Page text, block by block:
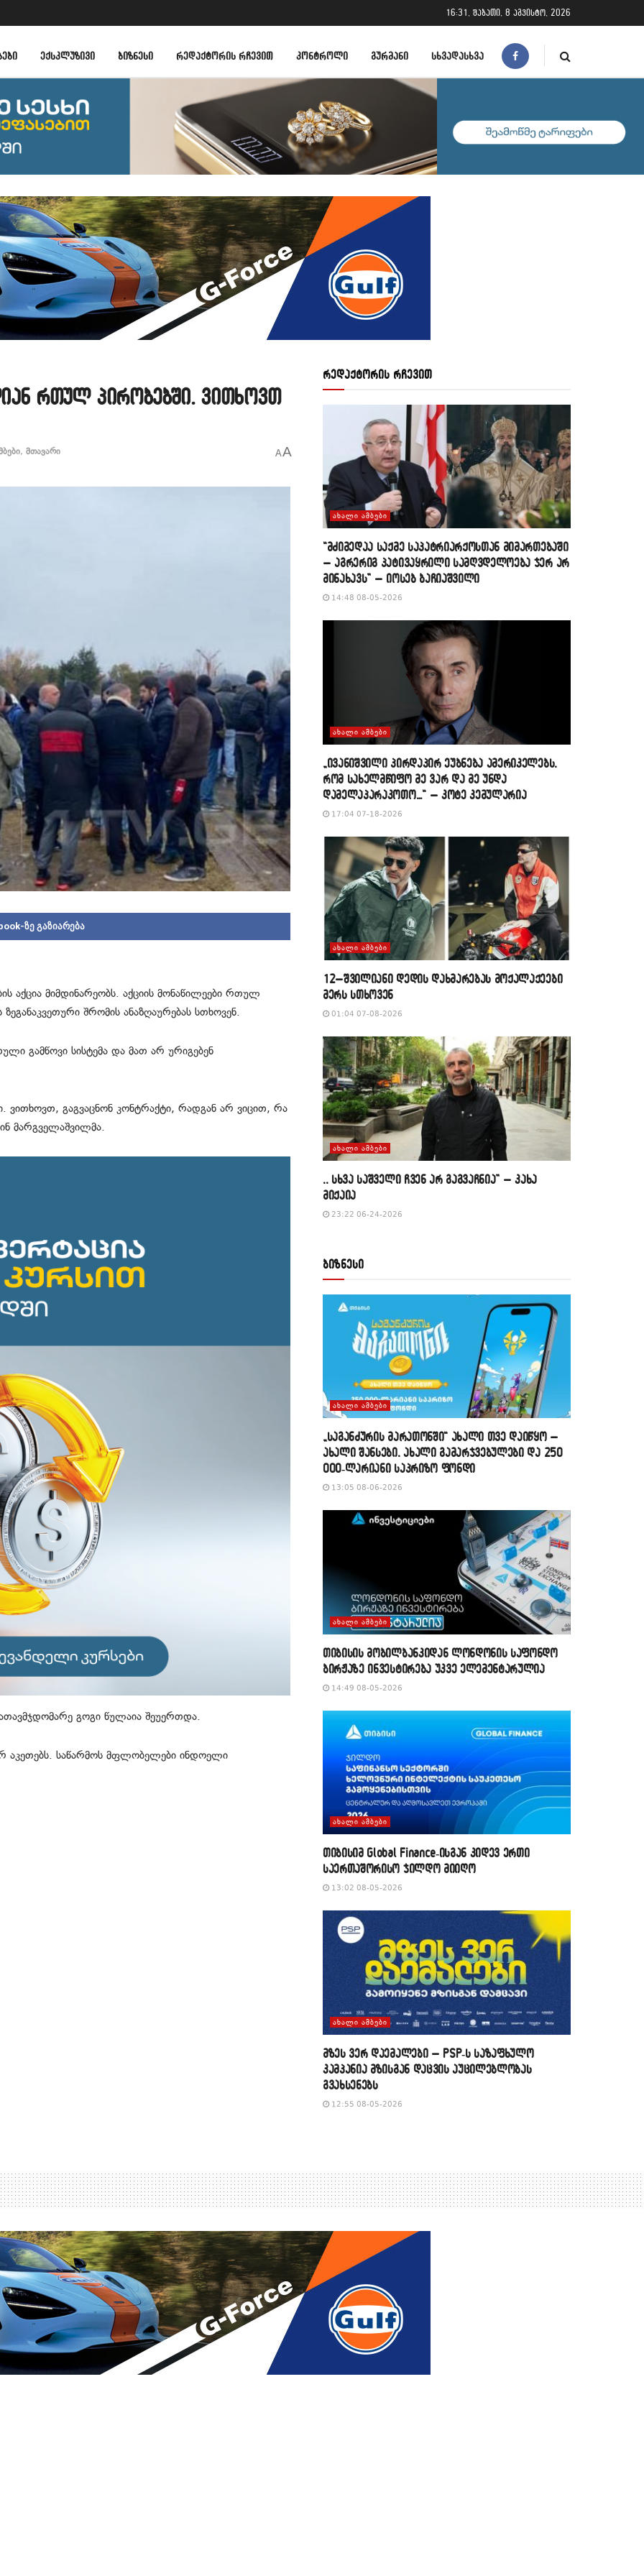
16:31, შაბათი, 8 აგვისტო, 2026
ᲔᲥᲡᲙᲚᲣᲖᲘᲕᲘ ᲑᲘᲖᲜᲔᲡᲘ ᲠᲔᲓᲐᲥᲢᲝᲠᲘᲡ ᲠᲩᲔᲕᲘᲗ ᲙᲝᲜᲢᲠᲝᲚᲘ ᲒᲣᲠᲛᲐᲜᲘ ᲡᲮᲕᲐᲓᲐᲡᲮᲕᲐ
რთულ პირობებში. ვითხოვთ
, მთავარი AA
ზე გაზიარება
აქცია მიმდინარეობს. აქციის მონაწილეები რთულ
შრომის ანაზღაურებას სთხოვენ.
გამწოვი სისტემა და მათ არ ურიგებენ
ვითხოვთ, გაგვაცნონ კონტრაქტი, რადგან არ ვიცით, რა
მარგველაშვილმა.
გოგი წულაია შეუერთდა.
აკეთებს. საწარმოს მფლობელები ინდოელი
რედაქტორის რჩევით
ᲐᲮᲐᲚᲘ ᲐᲛᲑᲔᲑᲘ
“მძიმედაა საქმე საპატრიარქოსთან მიმართებაში
– აგრერიგ პატივაყრილი სამღვდელოება ჯერ არ
მინახავს” – იოსებ ბაჩიაშვილი
14:48 08-05-2026
ᲐᲮᲐᲚᲘ ᲐᲛᲑᲔᲑᲘ
„ივანიშვილი პირდაპირ ეუბნება ამერიკელებს,
რომ სახელმწიფო მე ვარ და მე უნდა
დამელაპარაკოთო…“ – კოტე კემულარია
17:04 07-18-2026
ᲐᲮᲐᲚᲘ ᲐᲛᲑᲔᲑᲘ
12–შვილიანი დედის დახმარებას მოქალაქეები
მერს სთხოვენ
01:04 07-08-2026
ᲐᲮᲐᲚᲘ ᲐᲛᲑᲔᲑᲘ
,, სხვა საშველი ჩვენ არ გაგვაჩნია” – კახა
მიქაია
23:22 06-24-2026
ბიზნესი
ᲐᲮᲐᲚᲘ ᲐᲛᲑᲔᲑᲘ
„საგანძურის მარათონში“ ახალი თვე დაიწყო –
ახალი შანსები, ახალი გამარჯვებულები და 250
000-ლარიანი საპრიზო ფონდი
13:05 08-06-2026
ᲐᲮᲐᲚᲘ ᲐᲛᲑᲔᲑᲘ
თიბისის მობილბანკიდან ლონდონის საფონდო
ბირჟაზე ინვესტირება უკვე ელემენტარულია
14:49 08-05-2026
ᲐᲮᲐᲚᲘ ᲐᲛᲑᲔᲑᲘ
თიბისიმ Global Finance-ისგან კიდევ ერთი
საერთაშორისო ჯილდო მიიღო
13:02 08-05-2026
ᲐᲮᲐᲚᲘ ᲐᲛᲑᲔᲑᲘ
მზეს ვერ დაემალები – PSP-ს საზაფხულო
კამპანია მზისგან დაცვის აუცილებლობას
გვახსენებს
12:55 08-05-2026